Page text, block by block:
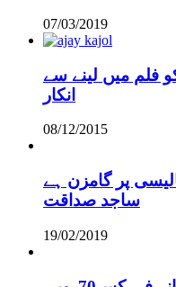
07/03/2019
فلم میں لینے سے
انکار
08/12/2015
پر گامزن ہے
ساجد صداقت
19/02/2019